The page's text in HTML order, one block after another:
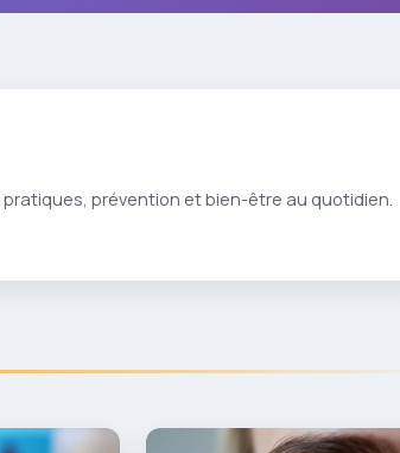
prévention et bien-être au quotidien.